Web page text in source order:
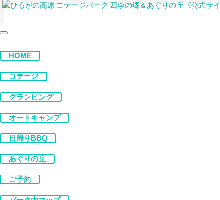
コンテンツへスキップ
メ
イ
ナ
ビ
ゲ
ー
ョ
ン
HOME
コテージ
グランピング
オートキャンプ
日帰りBBQ
あぐりの丘
ご予約